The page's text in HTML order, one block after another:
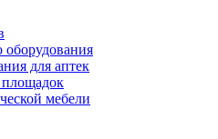
оборудования
для аптек
мебели